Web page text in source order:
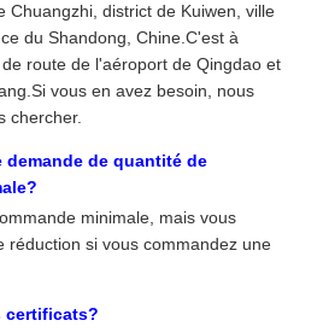
Chuangzhi, district de Kuiwen, ville
du Shandong, Chine.C'est à
route de l'aéroport de Qingdao et
vous en avez besoin, nous
chercher.
demande de quantité de
minimale, mais vous
réduction si vous commandez une
certificats?